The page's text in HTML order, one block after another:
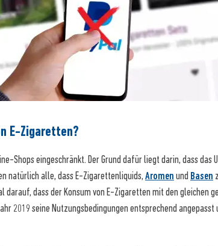
E-Zigaretten?
Shops eingeschränkt. Der Grund dafür liegt darin, dass
natürlich alle, dass E-Zigarettenliquids,Aromen und Basen
darauf, dass der Konsum von E-Zigaretten mit den gleichen
2019 seine Nutzungsbedingungen entsprechend